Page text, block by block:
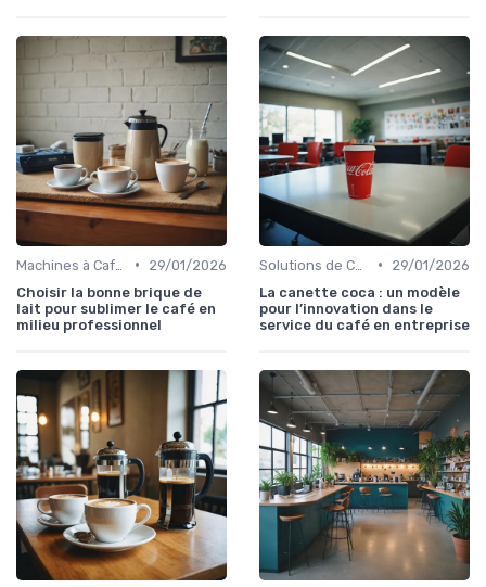
•
29/01/2026
Choisir la bonne brique de
lait pour sublimer le café en
milieu professionnel
•
29/01/2026
La canette coca : un modèle
pour l’innovation dans le
service du café en entreprise